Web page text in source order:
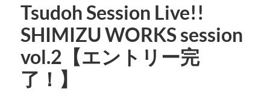
Tsudoh Session Live!!
SHIMIZU WORKS session
vol.2【エントリー完
了！】